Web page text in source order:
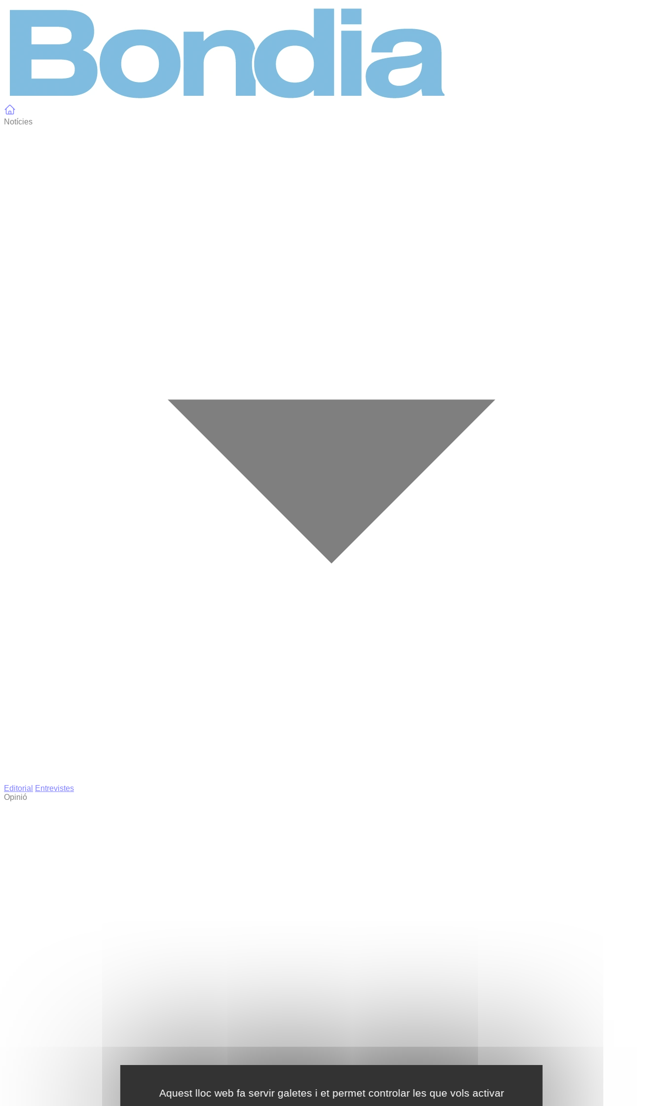
Aquest lloc web fa servir galetes i et permet controlar les que vols activar
Notícies
Editorial
Entrevistes
Opinió